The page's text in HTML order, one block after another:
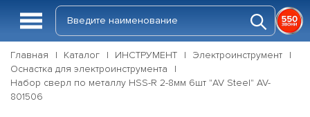
Главная Каталог ИНСТРУМЕНТ
Электроинструмент
Оснастка для электроинструмента
Набор сверл по металлу HSS-R 2-8мм 6шт "AV Steel" AV-
801506